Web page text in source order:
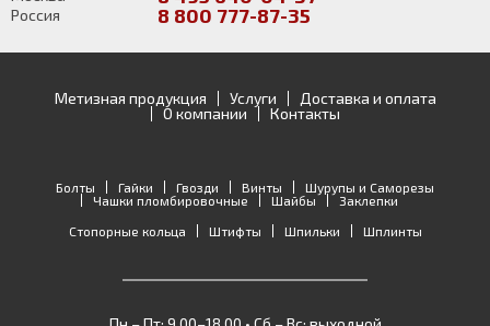
Россия 8 800 777-87-35
Метизная продукция Услуги
Доставка и оплата
О компании
Контакты
Болты Гайки Гвозди Винты
Шурупы и Саморезы
Чашки пломбировочные
Шайбы
Заклепки
Стопорные кольца
Штифты Шпильки Шплинты